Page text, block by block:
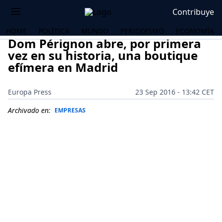
Contribuye
HOME POLÍTICA MUNDO PERIODISMO ECONOMÍA
Dom Pérignon abre, por primera
vez en su historia, una boutique
efímera en Madrid
Europa Press
23 Sep 2016 - 13:42 CET
Archivado en: EMPRESAS